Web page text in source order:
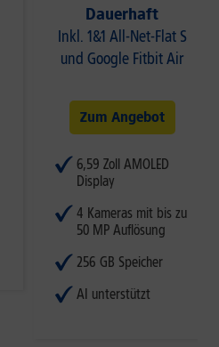
Dauerhaft
Inkl. 1&1 All-Net-Flat S
und Google Fitbit Air
Zum Angebot
6,59 Zoll AMOLED
Display
4 Kameras mit bis zu
50 MP Auflösung
256 GB Speicher
AI unterstützt